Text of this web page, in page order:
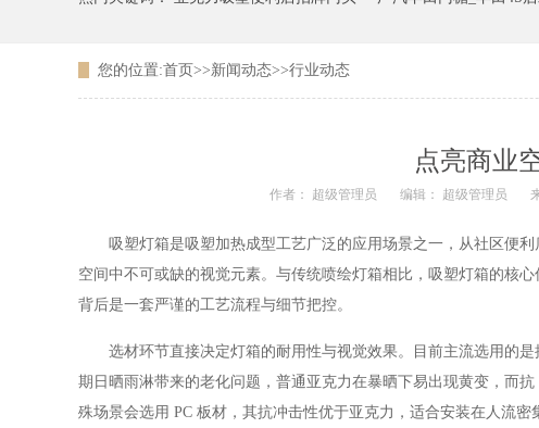
您的位置:首页 >>新闻动态>>行业动态
点亮商业
作者： 超级管理员 编辑： 超级管理员
吸塑灯箱是吸塑加热成型工艺广泛的应用场景之一，从社区便利
空间中不可或缺的视觉元素。与传统喷绘灯箱相比，吸塑灯箱的核
背后是一套严谨的工艺流程与细节把控。
选材环节直接决定灯箱的耐用性与视觉效果。目前主流选用的是
期日晒雨淋带来的老化问题，普通亚克力在暴晒下易出现黄变，而
殊场景会选用 PC 板材，其抗冲击性优于亚克力，适合安装在人流密